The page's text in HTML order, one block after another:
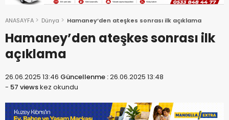
ANASAYFA Dünya Hamaney’den ateşkes sonrası ilk açıklama
Hamaney’den ateşkes sonrası ilk
açıklama
26.06.2025 13:46 Güncellenme :26.06.2025 13:48
- 57 viewskez okundu